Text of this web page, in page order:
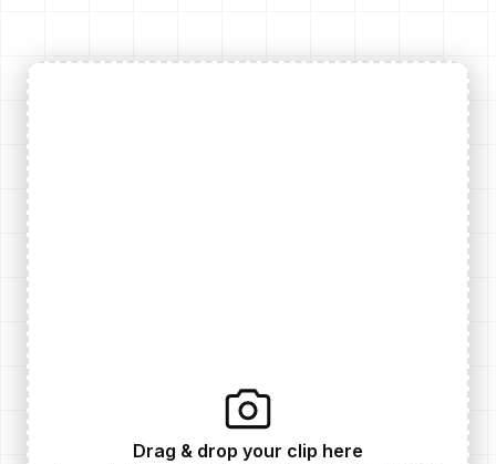
Drag & drop your clip here